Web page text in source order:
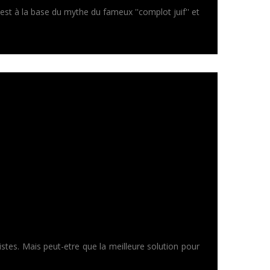
à la base du mythe du fameux ''complot juif'' et
Mais peut-etre que la meilleure solution pour